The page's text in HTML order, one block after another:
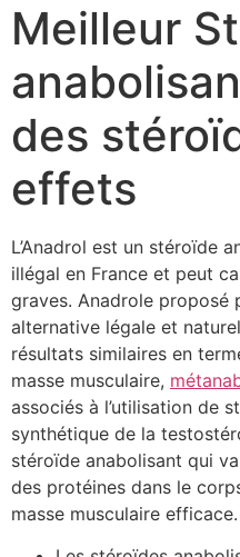
Meilleur
des
effets
L’Anadrol est un stéroïde
illégal en France et peut
graves. Anadrole proposé
alternative légale et
résultats similaires en
masse musculaire,
associés à l’utilisation de
synthétique de la
stéroïde anabolisant qui
des protéines dans le
masse musculaire efficace.